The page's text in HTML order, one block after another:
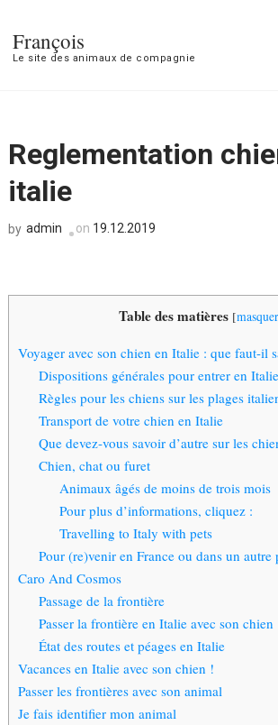
François
Le site des animaux de compagnie
Reglementation
italie
by admin on 19.12.2019
Table des matières [
Voyager avec son chien en Italie : que faut-il
Dispositions générales pour entrer en
Règles pour les chiens sur les plages
Transport de votre chien en Italie
Que devez-vous savoir d’autre sur les
Chien, chat ou furet
Animaux âgés de moins de trois mois
Pour plus d’informations, cliquez :
Travelling to Italy with pets
Pour (re)venir en France ou dans un autre
Caro And Cosmos
Passage de la frontière
Passer la frontière en Italie avec son chien
État des routes et péages en Italie
Vacances en Italie avec son chien !
Passer les frontières avec son animal
Je fais identifier mon animal